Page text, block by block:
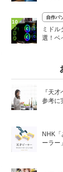
10
自作パ
ミド
選！ベ
『天
参考に
NHK
ーラー